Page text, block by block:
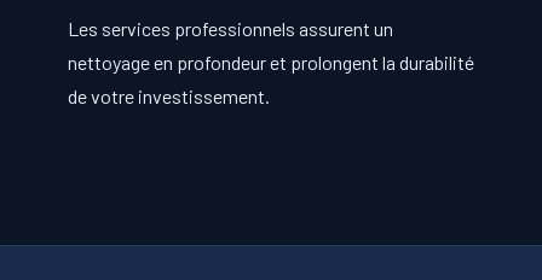
Les services professionnels assurent un
nettoyage en profondeur et prolongent la durabilité
de votre investissement.